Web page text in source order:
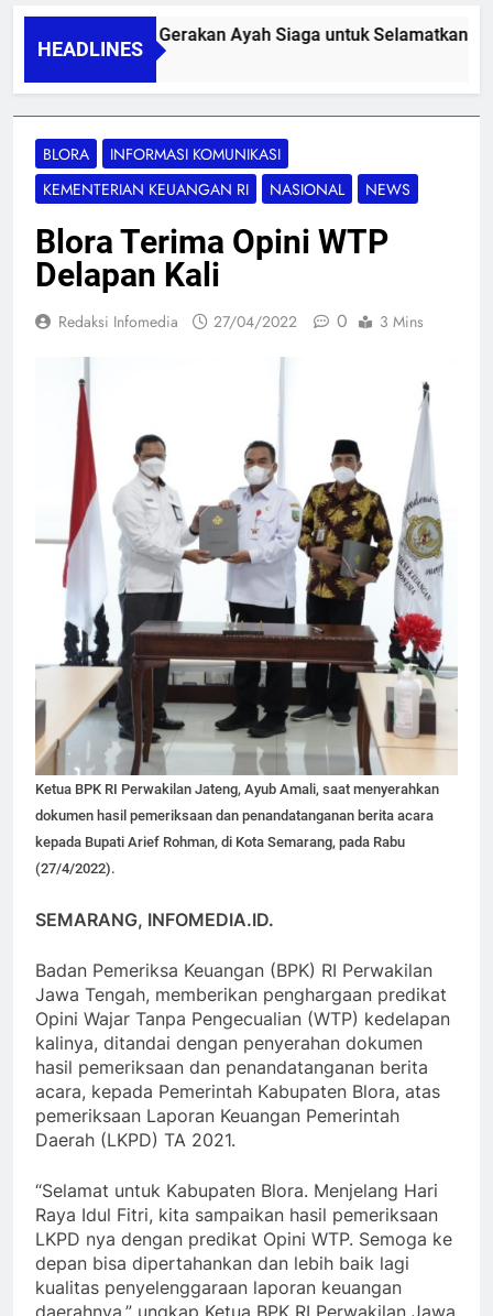
HEADLINES
PAPA SIDINI, Gerakan Ayah Siaga untuk Selamatkan Ibu
06/08/2026
BLORA
INFORMASI KOMUNIKASI
KEMENTERIAN KEUANGAN RI
NASIONAL NEWS
Blora Terima Opini WTP
Delapan Kali
Redaksi Infomedia 27/04/2022 0 3 Mins
Ketua BPK RI Perwakilan Jateng, Ayub Amali, saat menyerahkan
dokumen hasil pemeriksaan dan penandatanganan berita acara
kepada Bupati Arief Rohman, di Kota Semarang, pada Rabu
(27/4/2022).
SEMARANG, INFOMEDIA.ID.
Badan Pemeriksa Keuangan (BPK) RI Perwakilan
Jawa Tengah, memberikan penghargaan predikat
Opini Wajar Tanpa Pengecualian (WTP) kedelapan
kalinya, ditandai dengan penyerahan dokumen
hasil pemeriksaan dan penandatanganan berita
acara, kepada Pemerintah Kabupaten Blora, atas
pemeriksaan Laporan Keuangan Pemerintah
Daerah (LKPD) TA 2021.
“Selamat untuk Kabupaten Blora. Menjelang Hari
Raya Idul Fitri, kita sampaikan hasil pemeriksaan
LKPD nya dengan predikat Opini WTP. Semoga ke
depan bisa dipertahankan dan lebih baik lagi
kualitas penyelenggaraan laporan keuangan